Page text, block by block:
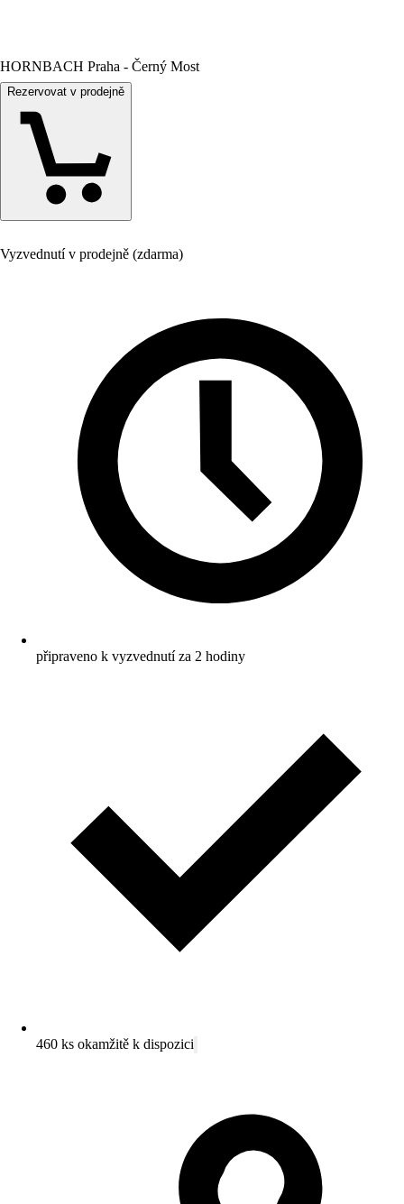
HORNBACH Praha - Černý Most
Rezervovat v prodejně
Vyzvednutí v prodejně (zdarma)
připraveno k vyzvednutí za 2 hodiny
460 ks okamžitě k dispozici